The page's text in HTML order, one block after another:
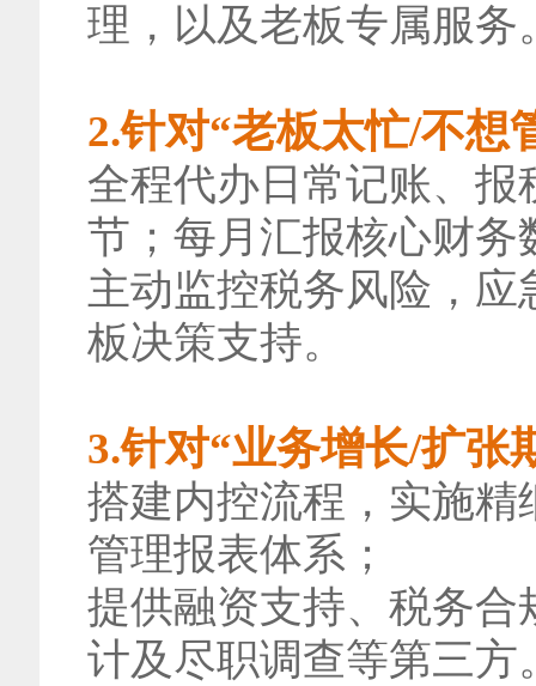
理，以及老板专属服务
2.针对“老板太忙/不想
全程代办日常记账、
节；每月汇报核心财务
主动监控税务风险，应
板决策支持。
3.针对“业务增长/扩张
搭建内控流程，实施
管理报表体系；
提供融资支持、税务
计及尽职调查等第三方